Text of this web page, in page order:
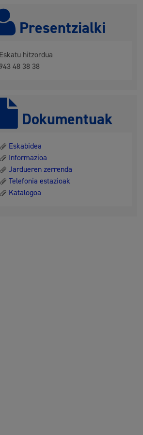
Presentzialki
Eskatu hitzordua
943 48 38 38
Dokumentuak
Eskabidea
Informazioa
Jardueren zerrenda
Telefonia estazioak
Katalogoa